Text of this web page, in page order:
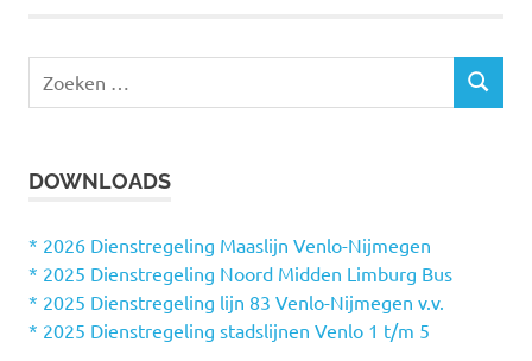
e
n
a
a
r
Z
DOWNLOADS
* 2026 Dienstregeling Maaslijn Venlo-Nijmegen
* 2025 Dienstregeling Noord Midden Limburg Bus
* 2025 Dienstregeling lijn 83 Venlo-Nijmegen v.v.
* 2025 Dienstregeling stadslijnen Venlo 1 t/m 5